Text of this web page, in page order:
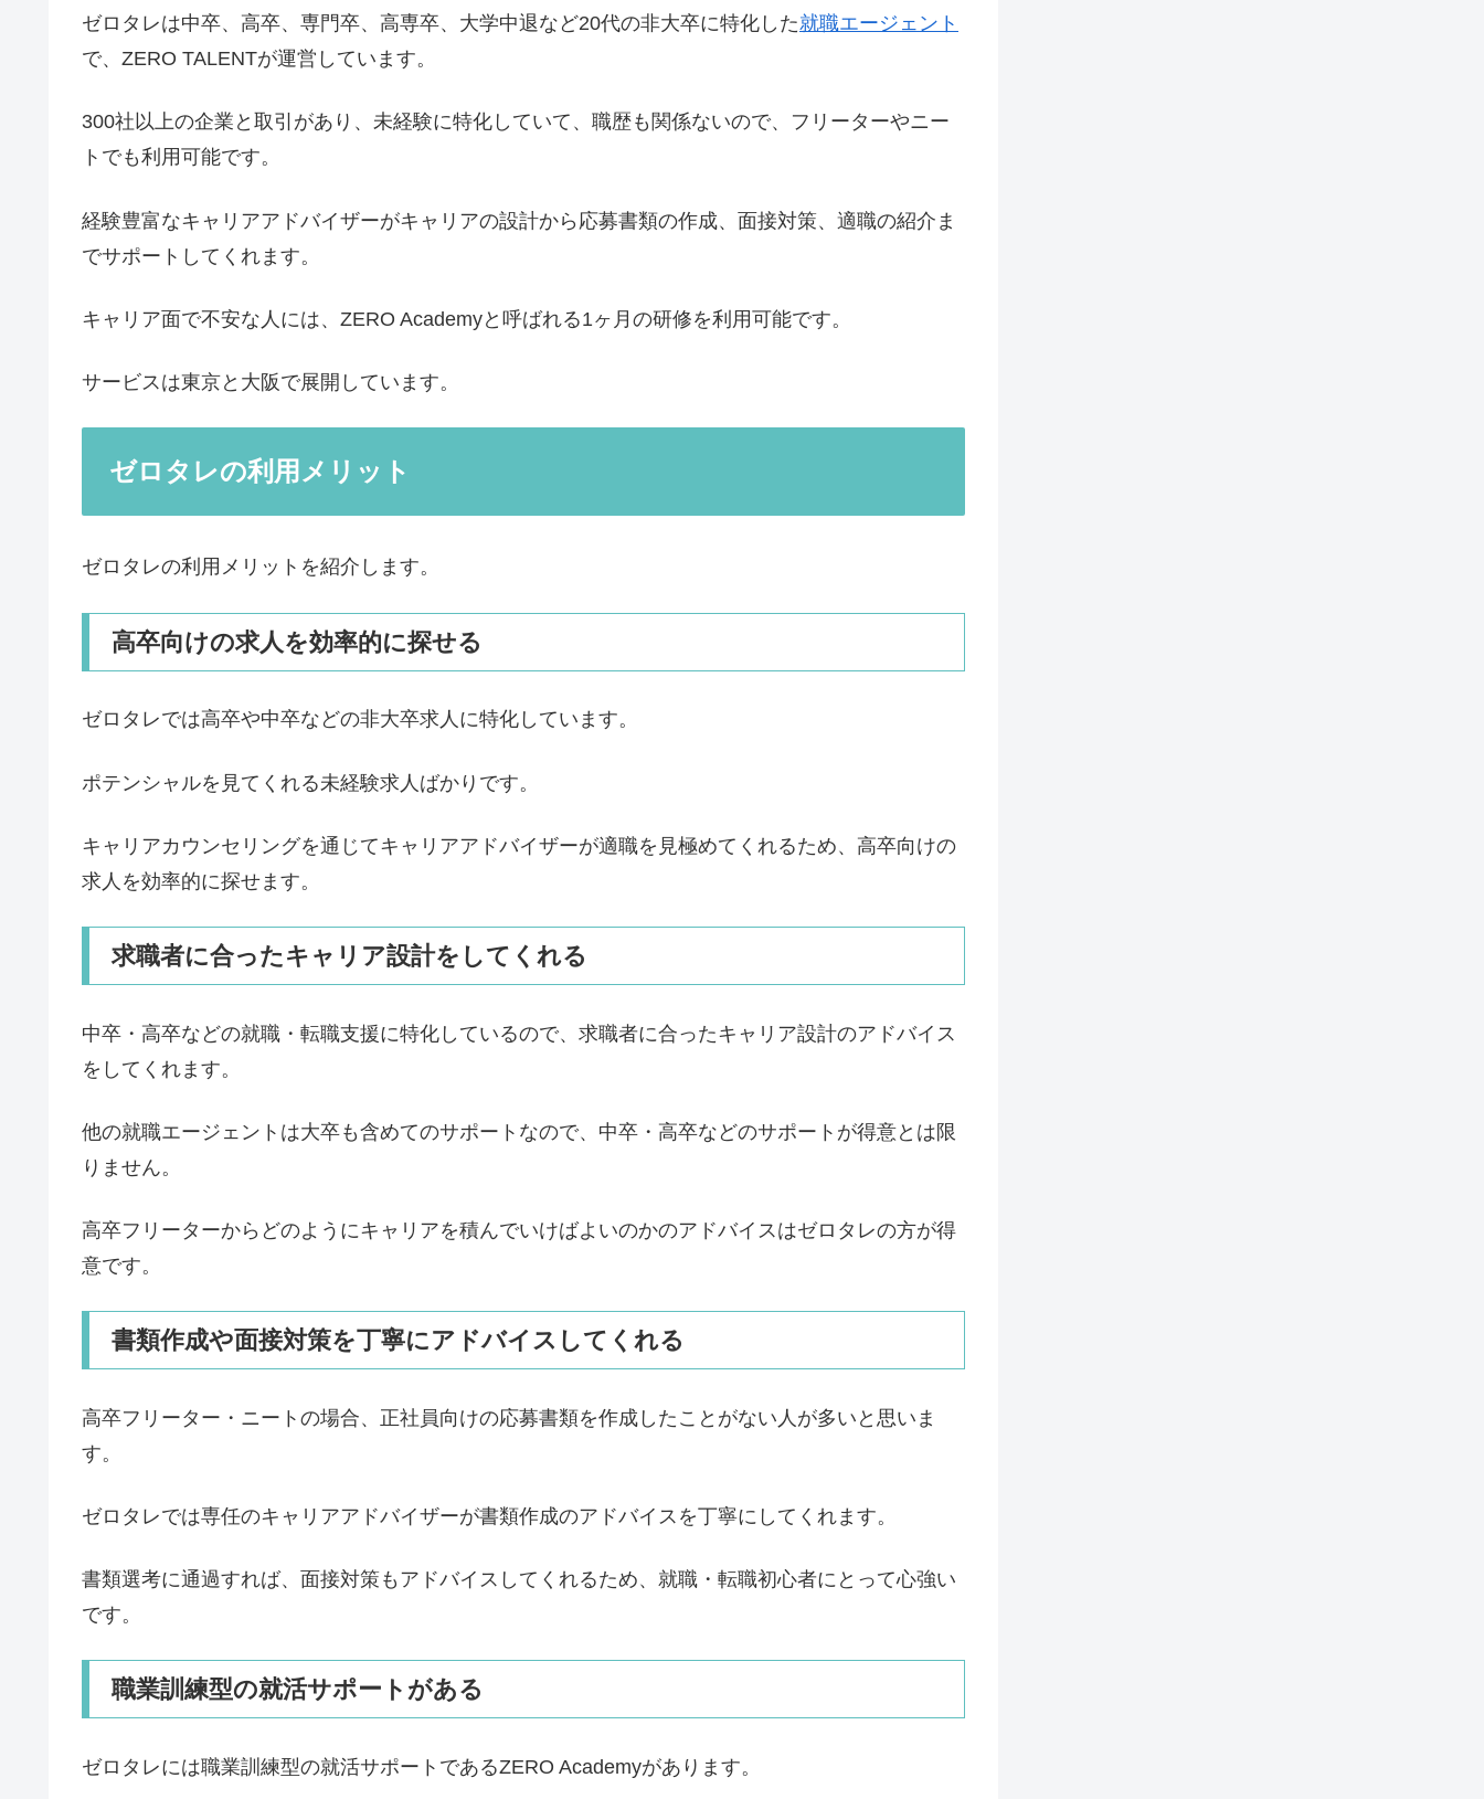
ゼロタレは中卒、高卒、専門卒、高専卒、大学中退など20代の非大卒に特化した就職エージェント
で、ZERO TALENTが運営しています。
300社以上の企業と取引があり、未経験に特化していて、職歴も関係ないので、フリーターやニー
トでも利用可能です。
経験豊富なキャリアアドバイザーがキャリアの設計から応募書類の作成、面接対策、適職の紹介ま
でサポートしてくれます。
キャリア面で不安な人には、ZERO Academyと呼ばれる1ヶ月の研修を利用可能です。
サービスは東京と大阪で展開しています。
ゼロタレの利用メリット
ゼロタレの利用メリットを紹介します。
高卒向けの求人を効率的に探せる
ゼロタレでは高卒や中卒などの非大卒求人に特化しています。
ポテンシャルを見てくれる未経験求人ばかりです。
キャリアカウンセリングを通じてキャリアアドバイザーが適職を見極めてくれるため、高卒向けの
求人を効率的に探せます。
求職者に合ったキャリア設計をしてくれる
中卒・高卒などの就職・転職支援に特化しているので、求職者に合ったキャリア設計のアドバイス
をしてくれます。
他の就職エージェントは大卒も含めてのサポートなので、中卒・高卒などのサポートが得意とは限
りません。
高卒フリーターからどのようにキャリアを積んでいけばよいのかのアドバイスはゼロタレの方が得
意です。
書類作成や面接対策を丁寧にアドバイスしてくれる
高卒フリーター・ニートの場合、正社員向けの応募書類を作成したことがない人が多いと思いま
す。
ゼロタレでは専任のキャリアアドバイザーが書類作成のアドバイスを丁寧にしてくれます。
書類選考に通過すれば、面接対策もアドバイスしてくれるため、就職・転職初心者にとって心強い
です。
職業訓練型の就活サポートがある
ゼロタレには職業訓練型の就活サポートであるZERO Academyがあります。